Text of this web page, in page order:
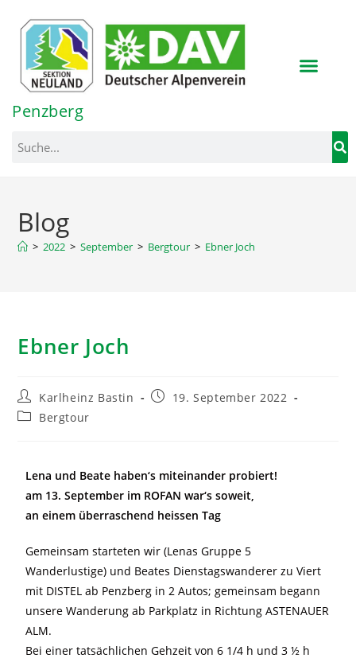
springen
Penzberg
Blog
> 2022 > September > Bergtour > Ebner Joch
Ebner Joch
Karlheinz Bastin
19. September 2022
Bergtour
Lena und Beate haben‘s miteinander probiert!
am 13. September im ROFAN war‘s soweit,
an einem überraschend heissen Tag
Gemeinsam starteten wir (Lenas Gruppe 5
Wanderlustige) und Beates Dienstagswanderer zu Viert
mit DISTEL ab Penzberg in 2 Autos; gemeinsam begann
unsere Wanderung ab Parkplatz in Richtung ASTENAUER
ALM.
Bei einer tatsächlichen Gehzeit von 6 1/4 h und 3 ½ h